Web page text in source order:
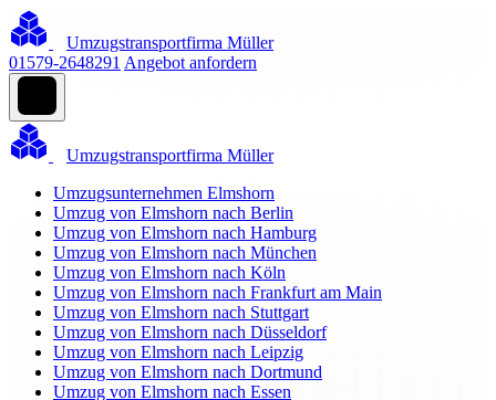
Umzugstransportfirma Müller
01579-2648291 Angebot anfordern
Umzugstransportfirma Müller
Umzugsunternehmen Elmshorn
Umzug von Elmshorn nach Berlin
Umzug von Elmshorn nach Hamburg
Umzug von Elmshorn nach München
Umzug von Elmshorn nach Köln
Umzug von Elmshorn nach Frankfurt am Main
Umzug von Elmshorn nach Stuttgart
Umzug von Elmshorn nach Düsseldorf
Umzug von Elmshorn nach Leipzig
Umzug von Elmshorn nach Dortmund
Umzug von Elmshorn nach Essen